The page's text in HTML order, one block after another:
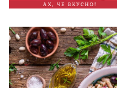
АХ, ЧЕ ВКУСНО!